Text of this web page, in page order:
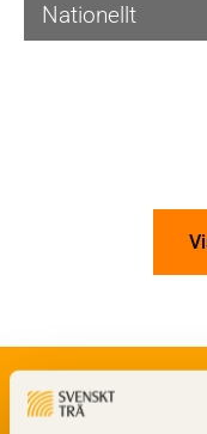
Nationellt
Om trä
Materialet trä